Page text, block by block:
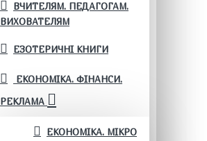
ВЧИТЕЛЯМ. ПЕДАГОГАМ.
ВИХОВАТЕЛЯМ
ЕЗОТЕРИЧНІ КНИГИ
ЕКОНОМІКА. ФІНАНСИ.
РЕКЛАМА
ЕКОНОМІКА. МІКРО